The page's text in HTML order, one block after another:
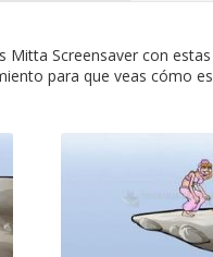
Mitta Screensaver con
para que veas cómo